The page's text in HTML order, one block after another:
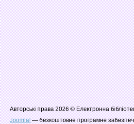
Авторські права 2026 © Електронна
Joomla!— безкоштовне програмне